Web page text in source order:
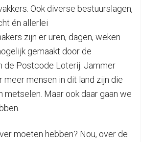
Ook diverse bestuurslagen,
én allerlei
zijn er uren, dagen, weken
gemaakt door de
de Postcode Loterij. Jammer
meer mensen in dit land zijn die
metselen. Maar ook daar gaan we
moeten hebben? Nou, over de